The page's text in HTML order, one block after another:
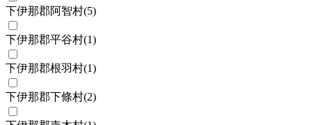
下伊那郡阿智村(5)
下伊那郡平谷村(1)
下伊那郡根羽村(1)
下伊那郡下條村(2)